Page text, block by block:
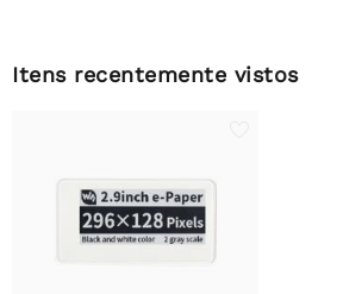
Itens recentemente vistos